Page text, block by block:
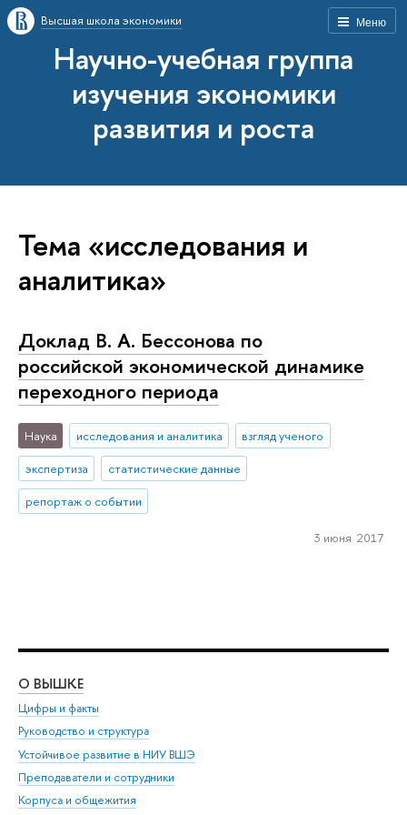
Меню
Высшая школа экономики
Научно-учебная группа
изучения экономики
развития и роста
Тема «исследования и
аналитика»
Доклад В. А. Бессонова по
российской экономической динамике
переходного периода
Наука исследования и аналитика
взгляд ученого
экспертиза
статистические данные
репортаж о событии
3 июня 2017
О ВЫШКЕ
Цифры и факты
Руководство и структура
Устойчивое развитие в НИУ ВШЭ
Преподаватели и сотрудники
Корпуса и общежития